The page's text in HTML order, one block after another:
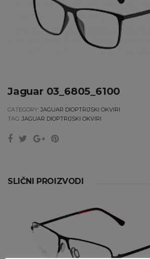
Jaguar 03_6805_6100
CATEGORY: JAGUAR DIOPTRIJSKI OKVIRI
TAG: JAGUAR DIOPTRIJSKI OKVIRI
SLIČNI PROIZVODI